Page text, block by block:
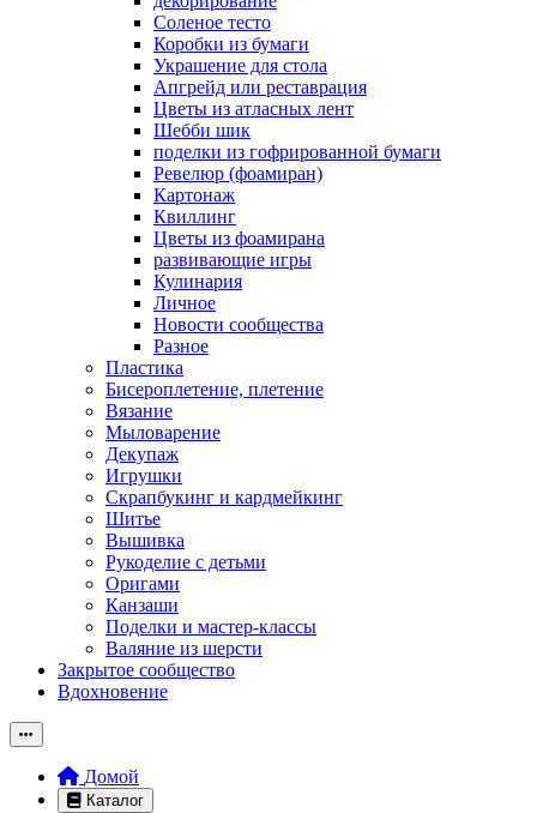
Соленое тесто
Коробки из бумаги
Украшение для стола
Апгрейд или реставрация
Цветы из атласных лент
Шебби шик
поделки из гофрированной бумаги
Ревелюр (фоамиран)
Картонаж
Квиллинг
Цветы из фоамирана
развивающие игры
Кулинария
Личное
Новости сообщества
Разное
Пластика
Бисероплетение, плетение
Вязание
Мыловарение
Декупаж
Игрушки
Скрапбукинг и кардмейкинг
Шитье
Вышивка
Рукоделие с детьми
Оригами
Канзаши
Поделки и мастер-классы
Валяние из шерсти
Закрытое сообщество
Вдохновение
Домой
Каталог